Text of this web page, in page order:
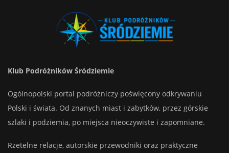
Klub Podróżników Śródziemie
Ogólnopolski portal podróżniczy poświęcony odkrywaniu
Polski i świata. Od znanych miast i zabytków, przez górskie
szlaki i podziemia, po miejsca nieoczywiste i zapomniane.
Rzetelne relacje, autorskie przewodniki oraz praktyczne